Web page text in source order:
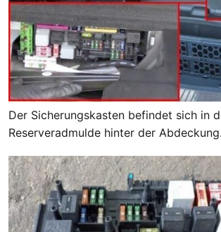
Der Sicherungskasten befindet sich in
Reserveradmulde hinter der Abdeckung.